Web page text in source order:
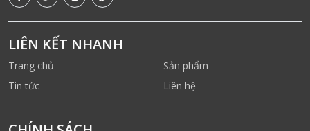
LIÊN KẾT NHANH
Trang chủ
Sản phẩm
Tin tức
Liên hệ